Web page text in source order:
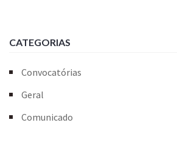
CATEGORIAS
Convocatórias
Geral
Comunicado